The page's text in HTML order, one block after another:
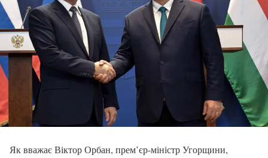
Як вважає Віктор Орбан, прем’єр-міністр Угорщини,